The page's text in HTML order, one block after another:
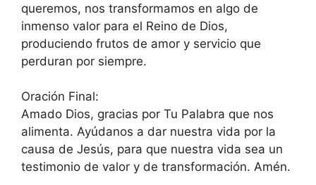
queremos, nos transformamos en algo de
inmenso valor para el Reino de Dios,
produciendo frutos de amor y servicio que
perduran por siempre.
Oración Final:
Amado Dios, gracias por Tu Palabra que nos
alimenta. Ayúdanos a dar nuestra vida por la
causa de Jesús, para que nuestra vida sea un
testimonio de valor y de transformación. Amén.